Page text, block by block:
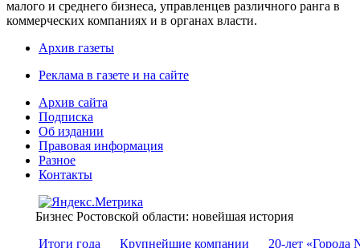
малого и среднего бизнеса, управленцев различного ранга в
коммерческих компаниях и в органах власти.
Архив газеты
Реклама в газете и на сайте
Архив сайта
Подписка
Об издании
Правовая информация
Разное
Контакты
Бизнес Ростовской области: новейшая история
Итоги года
Крупнейшие компании 20-лет «Города